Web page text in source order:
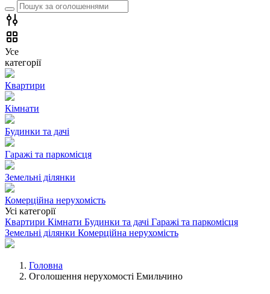
Усе
категорії
Квартири
Кімнати
Будинки та дачі
Гаражі та паркомісця
Земельні ділянки
Комерційна нерухомість
Усі категорії
Квартири Кімнати Будинки та дачі Гаражі та паркомісця
Земельні ділянки Комерційна нерухомість
Головна
Оголошення нерухомості Емильчино